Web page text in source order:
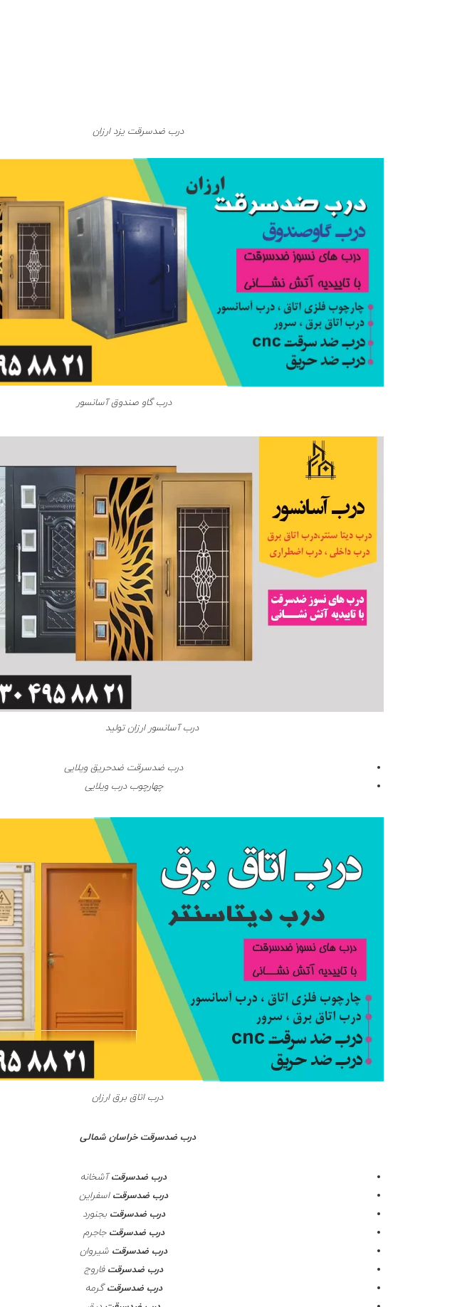
درب ضدسرقت یزد ارزان
درب گاو صندوق آسانسور
درب آسانسور ارزان تولید
درب ضدسرقت ضدحریق ویلایی
چهارچوب درب ویلایی
درب اتاق برق ارزان
درب ضدسرقت خراسان شمالی
درب ضدسرقتآشخانه
درب ضدسرقتاسفراین
درب ضدسرقتبجنورد
درب ضدسرقتجاجرم
درب ضدسرقت شیروان
درب ضدسرقتفاروج
درب ضدسرقتگرمه